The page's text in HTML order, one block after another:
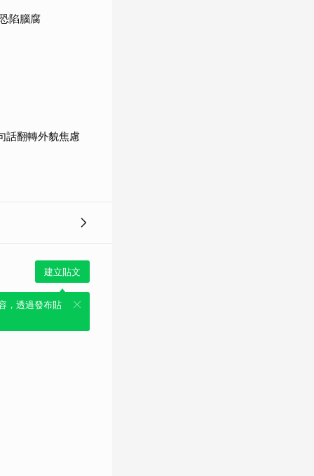
陷腦腐
話翻轉外貌焦慮
建立貼文
，透過發布貼